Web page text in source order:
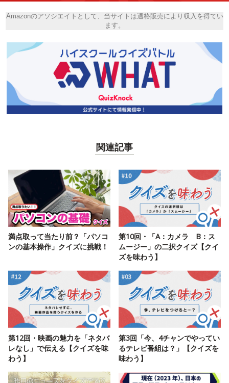
Amazonのアソシエイトとして、当サイトは適格販売により収入を得てい
ます。
関連記事
満点取って当たり前？「パソコ
ンの基本操作」クイズに挑戦！
第10回・「A：カメラ B：ス
ムージー」の二択クイズ【クイ
ズを味わう】
第12回・映画の魅力を「ネタバ
レなし」で伝える【クイズを味
わう】
第3回「今、4チャンでやってい
るテレビ番組は？」【クイズを
味わう】